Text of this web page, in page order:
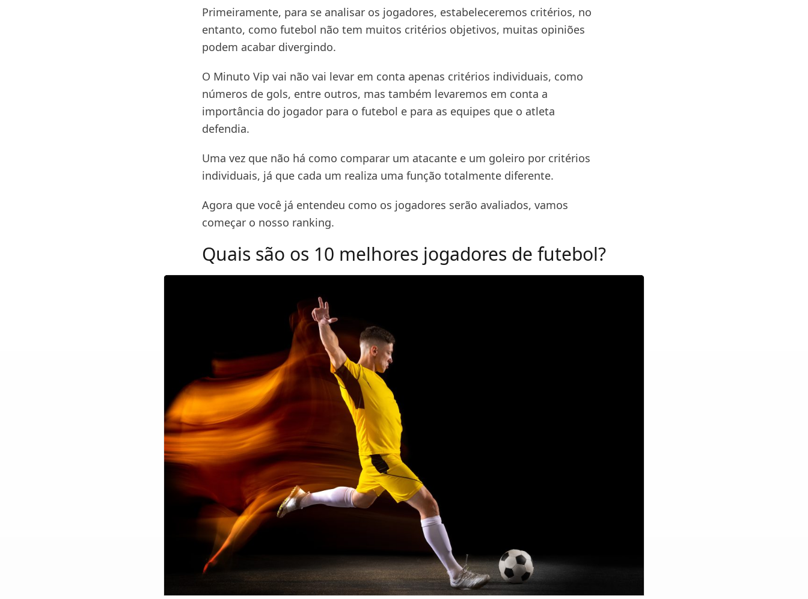
Primeiramente, para se analisar os jogadores, estabeleceremos critérios, no
entanto, como futebol não tem muitos critérios objetivos, muitas opiniões
podem acabar divergindo.
O Minuto Vip vai não vai levar em conta apenas critérios individuais, como
números de gols, entre outros, mas também levaremos em conta a
importância do jogador para o futebol e para as equipes que o atleta
defendia.
Uma vez que não há como comparar um atacante e um goleiro por critérios
individuais, já que cada um realiza uma função totalmente diferente.
Agora que você já entendeu como os jogadores serão avaliados, vamos
começar o nosso ranking.
Quais são os 10 melhores jogadores de futebol?